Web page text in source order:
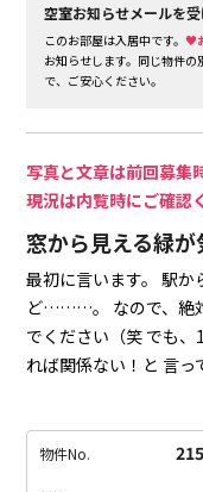
空室お知らせメールを
このお部屋は入居中です。♥
お知らせします。同じ物件
で、ご安心ください。
写真と文章は前回募集
現況は内覧時にご確認
窓から見える緑
最初に言います。 駅か
ど………。
なので、絶
でください（笑 でも、
れば関係ない！と 言っ
き
ッドデッキのテラスが
物件No.